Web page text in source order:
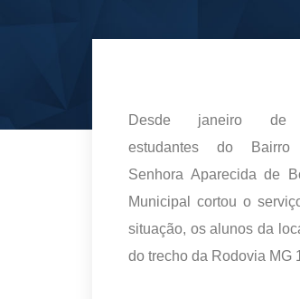
Desde janeiro de
estudantes do Bairro
Senhora Aparecida de
Municipal cortou o
situação, os alunos da
do trecho da Rodovia MG